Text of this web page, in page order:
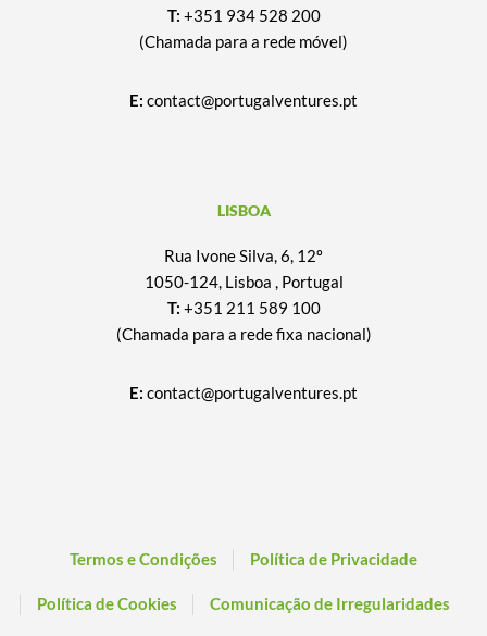
T: +351 934 528 200
(Chamada para a rede móvel)
E: contact@portugalventures.pt
LISBOA
Rua Ivone Silva, 6, 12º
1050-124, Lisboa , Portugal
T: +351 211 589 100
(Chamada para a rede fixa nacional)
E: contact@portugalventures.pt
Termos e Condições Política de Privacidade
Política de Cookies Comunicação de Irregularidades